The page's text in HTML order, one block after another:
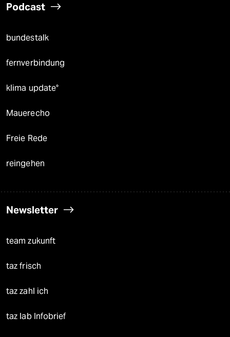
Podcast
bundestalk
fernverbindung
klima update°
Mauerecho
Freie Rede
reingehen
Newsletter
team zukunft
taz frisch
taz zahl ich
taz lab Infobrief